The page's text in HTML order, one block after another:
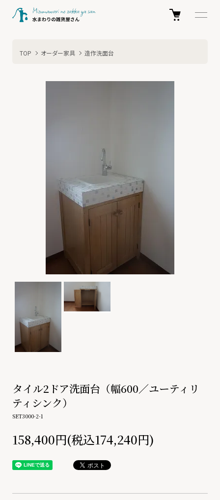
TOP オーダー家具 造作洗面台
タイル2ドア洗面台（幅600／ユーティリ
ティシンク）
SET3000-2-1
158,400円(税込174,240円)